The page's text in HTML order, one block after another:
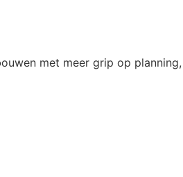
met meer grip op